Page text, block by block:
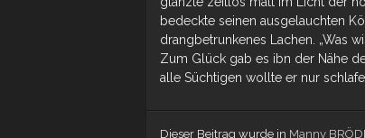
bedeckte seinen ausgelauchten
drangbetrunkenes Lachen. „Was
Zum Glück gab es ibn der Nähe
alle Süchtigen wollte er nur
Dieser Beitrag wurde in Manny